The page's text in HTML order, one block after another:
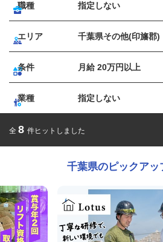
職種 指定しない
エリア 千葉県その他(印旛郡)
条件 月給 20万円以上
業種 指定しない
全 8 件ヒットしました
千葉県のピックアッ